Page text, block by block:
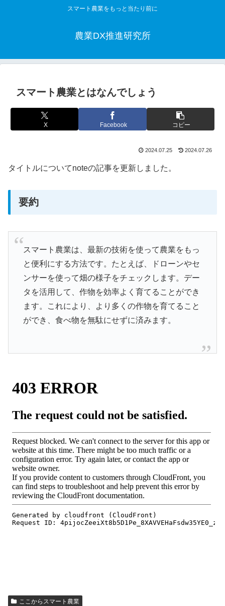
スマート農業をもっと当たり前に
農業DX推進研究所
スマート農業とはなんでしょう
X Facebook コピー
2024.07.25 2024.07.26
タイトルについてnoteの記事を更新しました。
要約
スマート農業は、最新の技術を使って農業をもっ
と便利にする方法です。たとえば、ドローンやセ
ンサーを使って畑の様子をチェックします。デー
タを活用して、作物を効率よく育てることができ
ます。これにより、より多くの作物を育てること
ができ、食べ物を無駄にせずに済みます。
ここからスマート農業